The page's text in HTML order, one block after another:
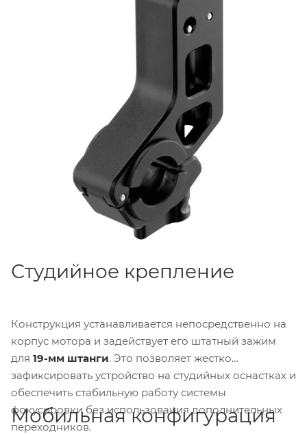
студийная сборка или мобильная установка.
Студийное крепление
Конструкция устанавливается непосредственно на
корпус мотора и задействует его штатный зажим
для 19-мм штанги. Это позволяет жестко
зафиксировать устройство на студийных оснастках и
обеспечить стабильную работу системы
фокусировки без использования дополнительных
переходников.
Мобильная конфигурация